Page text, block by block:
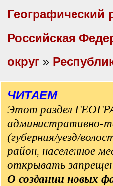
Географический
Российская
округ »
ЧИТАЕМ
Этот раздел
административно-
(губерния/уезд/
район, населенное
открывать
О создании новых